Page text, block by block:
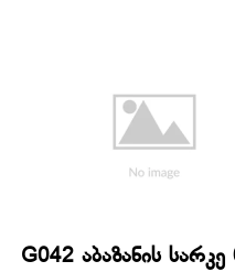
G042 აბაზანის